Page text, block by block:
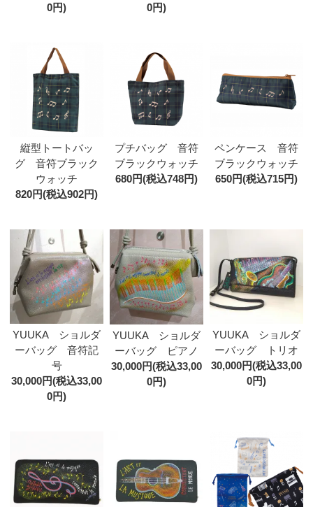
0円)
0円)
縦型トートバッ
グ 音符ブラック
ウォッチ
820円(税込902円)
プチバッグ 音符
ブラックウォッチ
680円(税込748円)
ペンケース 音符
ブラックウォッチ
650円(税込715円)
YUUKA ショルダ
ーバッグ 音符記
号
30,000円(税込33,00
0円)
YUUKA ショルダ
ーバッグ ピアノ
30,000円(税込33,00
0円)
YUUKA ショルダ
ーバッグ トリオ
30,000円(税込33,00
0円)